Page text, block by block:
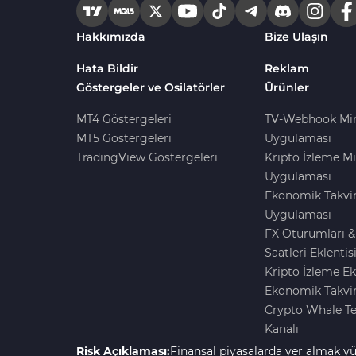
Harmonik MT4 Göstergeleri 30
Göstergeleri
MetaTrader 4 için Haber (News)
Endeks MT4 Göstergeleri
MT4 için Order Book (Emir
Kurumsal Hisse Piyasası MT4
285
Hakkımızda Bize Ulaşın
Hata Bildir Reklam
Göstergeler ve Osilatörler
MT4 Göstergeleri
MT5 Göstergeleri
TradingView Göstergeleri
Ürünler
TV-Webhook
Uygulaması
Kripto İzleme
Uygulaması
Ekonomik
Uygulaması
FX Oturumları
Saatleri Eklentisi
Kripto İzleme
Ekonomik
Crypto Whale
Kanalı
Risk Açıklaması:Finansal piyasalarda yer almak